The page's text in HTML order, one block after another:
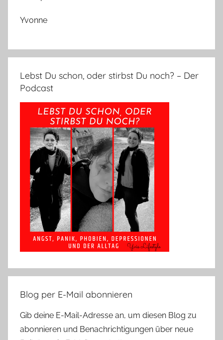
Yvonne
Lebst Du schon, oder stirbst Du noch? – Der
Podcast
Blog per E-Mail abonnieren
Gib deine E-Mail-Adresse an, um diesen Blog zu
abonnieren und Benachrichtigungen über neue